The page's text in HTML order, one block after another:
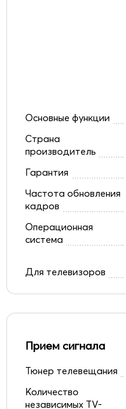
Основные функции
Страна
производитель
Гарантия
Частота обновления
кадров
Операционная
система
Для телевизоров
Прием сигнала
Тюнер телевещания
Количество
независимых TV-